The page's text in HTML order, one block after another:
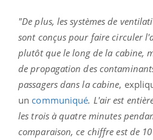
"De plus, les systèmes de
sont conçus pour faire circuler
plutôt que le long de la cabine,
de propagation des
passagers dans la cabine,
un communiqué. L'air est
les trois à quatre minutes
comparaison, ce chiffre est de